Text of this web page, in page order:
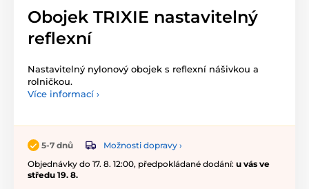
Obojek TRIXIE nastavitelný
reflexní
Nastavitelný nylonový obojek s reflexní nášivkou a
rolničkou.
Více informací ›
5-7 dnů
Možnosti dopravy ›
Objednávky do 17. 8. 12:00, předpokládané dodání: u vás ve
středu 19. 8.